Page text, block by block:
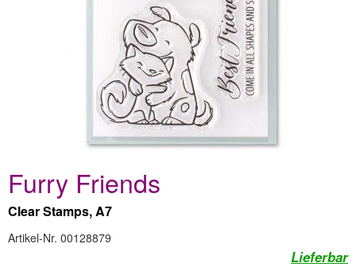
Furry Friends
Clear Stamps, A7
Artikel-Nr. 00128879
Lieferbar